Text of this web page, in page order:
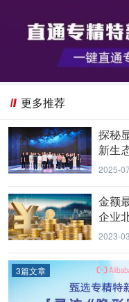
更多推荐
探秘
新生
心
2025-
金额
企业
2023-
3篇文章